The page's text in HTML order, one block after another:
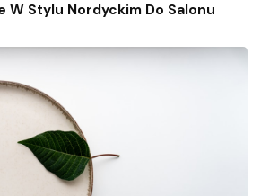
W Stylu Nordyckim Do Salonu